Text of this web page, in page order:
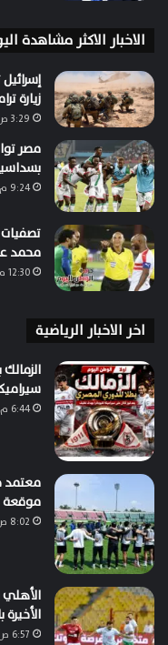
الاخبار الاكثر مشاهدة
زيارة
3:29 ص13 مايو، 2025
مصر
9:24 م5 سبتمبر، 2025
محمد
12:30 م5 أغسطس، 2023
اخر الاخبار الرياضية
6:44 م21 مايو، 2026
معتمد
موقعة
8:02 ص19 مايو، 2026
6:57 ص19 مايو، 2026